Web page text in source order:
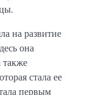
на развитие
она
также
стала ее
первым